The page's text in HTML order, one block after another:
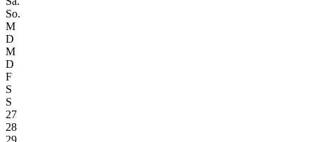
So.
M
D
M
D
F
S
S
27
28